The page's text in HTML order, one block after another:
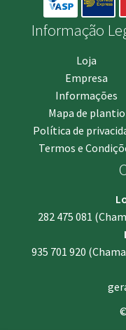
Informação
Loja
Empresa
Informações
Mapa de plantio
Política de
Termos e
282 475 081
935 701 920